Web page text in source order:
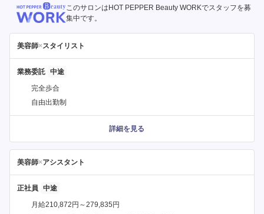
このサロンはHOT PEPPER Beauty WORKでスタッフを募
集中です。
美容師×スタイリスト
業務委託
完全歩合
自由出勤制
詳細を見る
美容師×アシスタント
正社員
月給210,872円～279,835円